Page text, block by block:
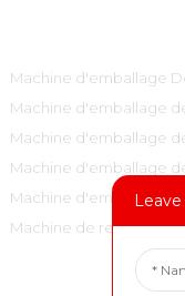
Machine d'emballage
Machine d'emballage
Machine d'emballage
Machine d'emballage
Machine d'emballage
Machine de